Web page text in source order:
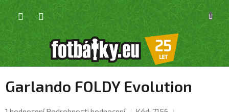
Přejít
obsah
KOŠÍK
Garlando FOLDY Evolution